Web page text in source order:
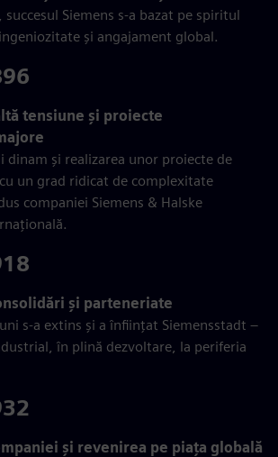
Siemens s-a bazat pe spiritul
și angajament global.
tensiune și proiecte
dinam și realizarea unor proiecte de
un grad ridicat de complexitate
companiei Siemens & Halske
și parteneriate
s-a extins și a înființat Siemensstadt –
în plină dezvoltare, la periferia
și revenirea pe piața globală